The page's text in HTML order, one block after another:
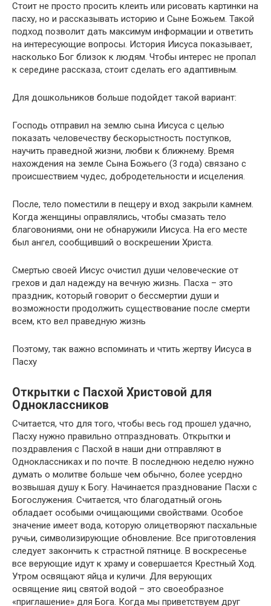
Стоит не просто просить клеить или рисовать картинки на
пасху, но и рассказывать историю и Сыне Божьем. Такой
подход позволит дать максимум информации и ответить
на интересующие вопросы. История Иисуса показывает,
насколько Бог близок к людям. Чтобы интерес не пропал
к середине рассказа, стоит сделать его адаптивным.
Для дошкольников больше подойдет такой вариант:
Господь отправил на землю сына Иисуса с целью
показать человечеству бескорыстность поступков,
научить праведной жизни, любви к ближнему. Время
нахождения на земле Сына Божьего (3 года) связано с
происшествием чудес, добродетельности и исцеления.
После, тело поместили в пещеру и вход закрыли камнем.
Когда женщины оправлялись, чтобы смазать тело
благовониями, они не обнаружили Иисуса. На его месте
был ангел, сообщивший о воскрешении Христа.
Смертью своей Иисус очистил души человеческие от
грехов и дал надежду на вечную жизнь. Пасха – это
праздник, который говорит о бессмертии души и
возможности продолжить существование после смерти
всем, кто вел праведную жизнь
Поэтому, так важно вспоминать и чтить жертву Иисуса в
Пасху
Открытки с Пасхой Христовой для
Одноклассников
Считается, что для того, чтобы весь год прошел удачно,
Пасху нужно правильно отпраздновать. Открытки и
поздравления с Пасхой в наши дни отправляют в
Одноклассниках и по почте. В последнюю неделю нужно
думать о молитве больше чем обычно, более усердно
возвышая душу к Богу. Начинается празднование Пасхи с
Богослужения. Считается, что благодатный огонь
обладает особыми очищающими свойствами. Особое
значение имеет вода, которую олицетворяют пасхальные
ручьи, символизирующие обновление. Все приготовления
следует закончить к страстной пятнице. В воскресенье
все верующие идут к храму и совершается Крестный Ход.
Утром освящают яйца и куличи. Для верующих
освящение яиц святой водой – это своеобразное
«приглашение» для Бога. Когда мы приветствуем друг